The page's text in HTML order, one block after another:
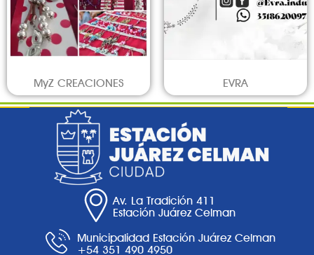
MyZ CREACIONES EVRA
Av. La Tradición 411
Estación Juárez Celman
Municipalidad Estación Juárez Celman
+54 351 490 4950